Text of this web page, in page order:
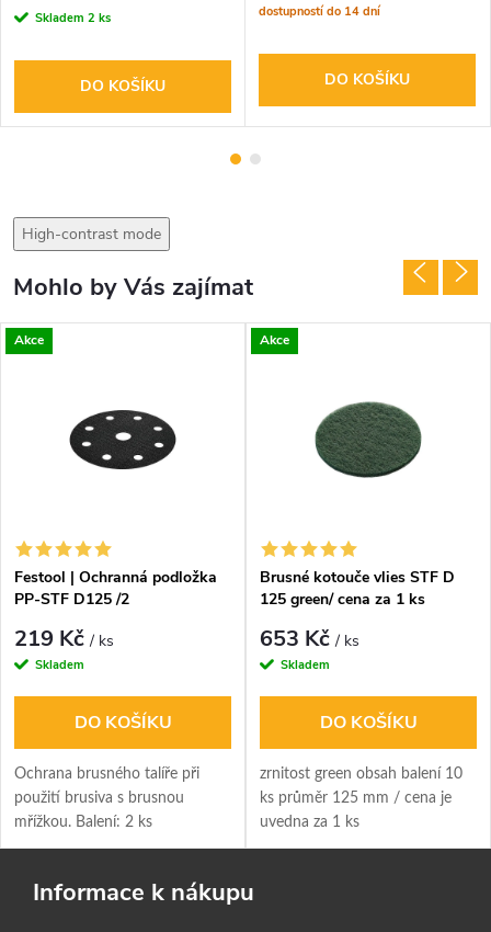
cena:Skladem 2 ks
DO KOŠÍKU
dostupností do 14 dní
DO KOŠÍKU
High-contrast mode
Mohlo by Vás zajímat
Akce
Festool | Ochranná podložka
PP-STF D125 /2
219 Kč/ ks
Skladem
DO KOŠÍKU
Ochrana brusného talíře při
použití brusiva s brusnou
mřížkou. Balení: 2 ks
Akce
Brusné kotouče vlies STF D
125 green/ cena za 1 ks
653 Kč/ ks
Skladem
DO KOŠÍKU
zrnitost green obsah balení 10
ks průměr 125 mm / cena je
uvedna za 1 ks
Informace k nákupu